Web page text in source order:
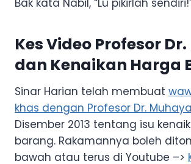
Bak kata Nabil, “Lu pikirlah
Kes Video Profesor
dan Kenaikan Harga
Sinar Harian telah membuat
khas dengan Profesor Dr. Muhaya
Disember 2013 tentang isu
barang. Rakamannya boleh
bawah atau terus di Youtube –>